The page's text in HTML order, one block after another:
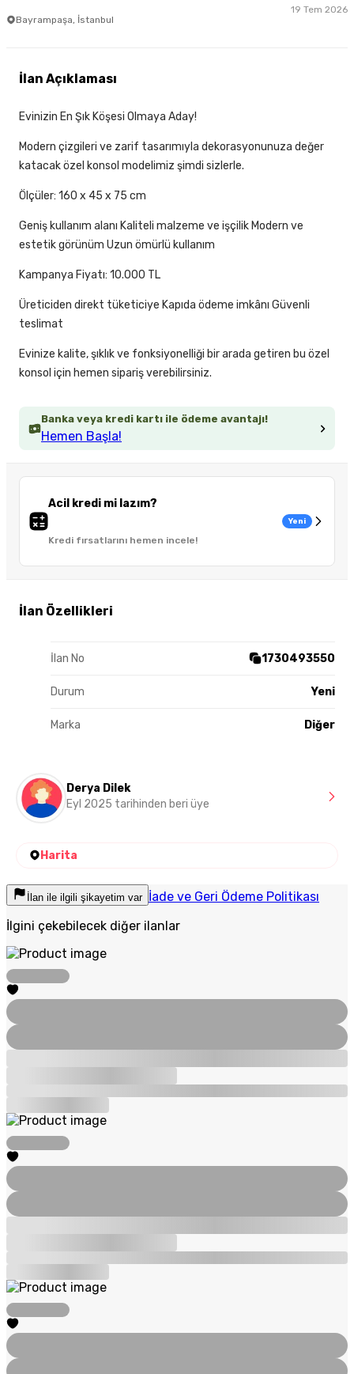
Bayrampaşa, İstanbul
19 Tem 2026
Banka veya kredi kartı ile ödeme avantajı!
Hemen Başla!
Acil kredi mi lazım?
Kredi fırsatlarını hemen incele!
Yeni
İlan Özellikleri
İlan No 1730493550
Durum Yeni
Marka Diğer
İlan Açıklaması
Evinizin En Şık Köşesi Olmaya Aday!
Modern çizgileri ve zarif tasarımıyla dekorasyonunuza değer
katacak özel konsol modelimiz şimdi sizlerle.
Ölçüler: 160 x 45 x 75 cm
Geniş kullanım alanı Kaliteli malzeme ve işçilik Modern ve
estetik görünüm Uzun ömürlü kullanım
Kampanya Fiyatı: 10.000 TL
Üreticiden direkt tüketiciye Kapıda ödeme imkânı Güvenli
teslimat
Evinize kalite, şıklık ve fonksiyonelliği bir arada getiren bu özel
konsol için hemen sipariş verebilirsiniz.
Derya Dilek
Eyl 2025 tarihinden beri üye
Harita
İlan ile ilgili şikayetim var İade ve Geri Ödeme Politikası
İlgini çekebilecek diğer ilanlar